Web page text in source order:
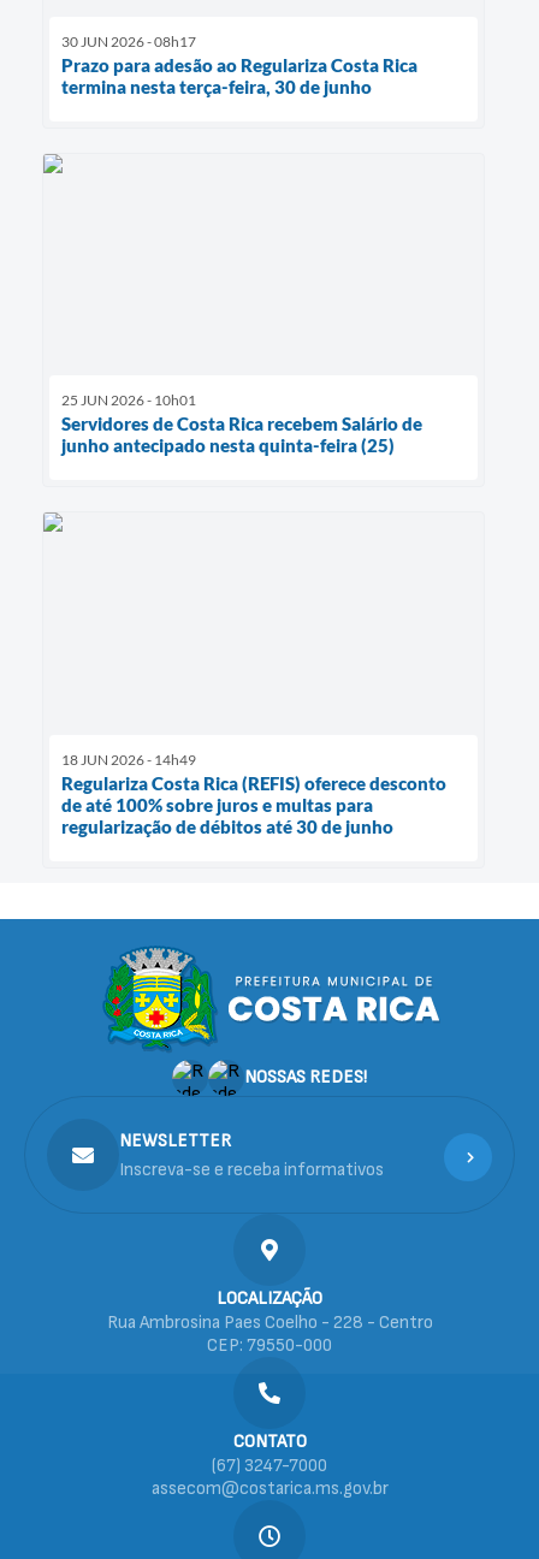
30 JUN 2026 - 08h17
Prazo para adesão ao Regulariza Costa Rica
termina nesta terça-feira, 30 de junho
25 JUN 2026 - 10h01
Servidores de Costa Rica recebem Salário de
junho antecipado nesta quinta-feira (25)
18 JUN 2026 - 14h49
Regulariza Costa Rica (REFIS) oferece desconto
de até 100% sobre juros e multas para
regularização de débitos até 30 de junho
NOSSAS REDES!
LOCALIZAÇÃO
Rua Ambrosina Paes Coelho - 228 - Centro
CEP: 79550-000
CONTATO
(67) 3247-7000
assecom@costarica.ms.gov.br
NEWSLETTER
Inscreva-se e receba informativos